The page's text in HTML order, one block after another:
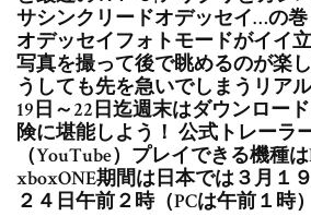
サシンクリードオデッセイ…の
オデッセイフォトモードがイイ
写真を撮って後で眺めるのが楽
うしても先を急いでしまうリア
19日～22日迄週末はダウンロー
険に堪能しよう！ 公式トレーラ
（YouTube）プレイできる機種は
xboxONE期間は日本では３月１
２４日午前２時（PCは午前１時